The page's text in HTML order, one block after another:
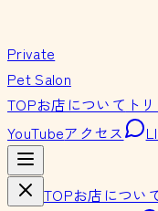
Private
Pet Salon
TOPお店について ト
YouTubeアクセス
TOPお店につい